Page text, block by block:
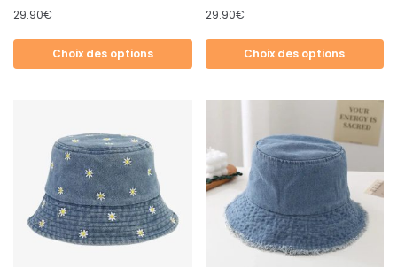
29.90€
Choix des options
29.90€
Choix des options